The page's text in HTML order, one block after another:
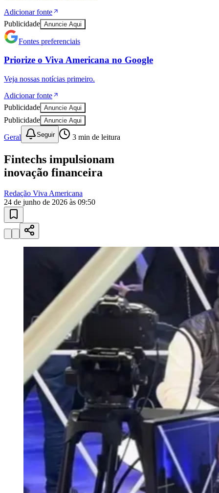
Adicionar fonte
Publicidade Anuncie Aqui
Fontes preferenciais
Priorize o Viva Americana no Google
Veja nossas notícias primeiro.
Adicionar fonte
Publicidade Anuncie Aqui
Publicidade Anuncie Aqui
Geral Seguir 3 min de leitura
Fintechs impulsionam
inovação financeira
Redação Viva Americana
24 de junho de 2026 às 09:50